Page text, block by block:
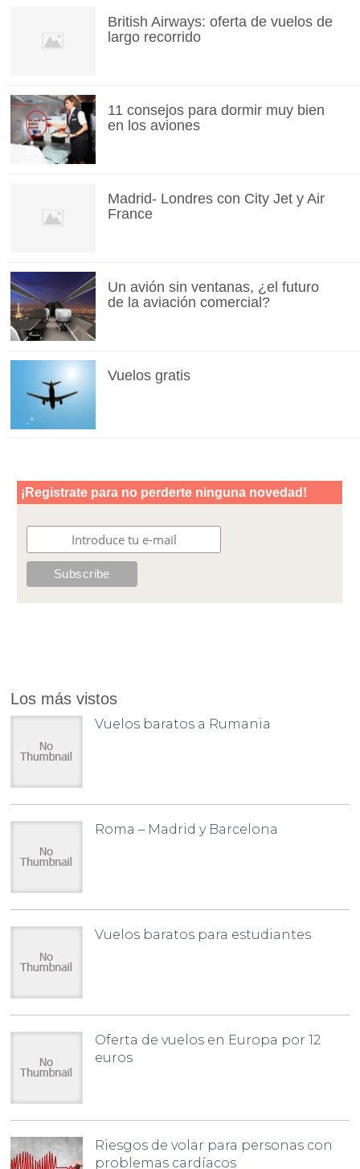
British Airways: oferta de vuelos de
largo recorrido
11 consejos para dormir muy bien
en los aviones
Madrid- Londres con City Jet y Air
France
Un avión sin ventanas, ¿el futuro
de la aviación comercial?
Vuelos gratis
Los más vistos
Vuelos baratos a Rumania
Roma – Madrid y Barcelona
Vuelos baratos para estudiantes
Oferta de vuelos en Europa por 12
euros
Riesgos de volar para personas con
problemas cardíacos